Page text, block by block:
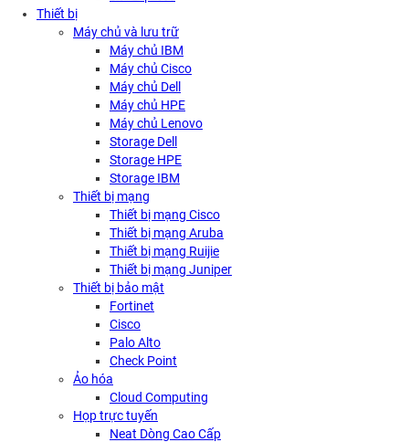
Thiết bị
Máy chủ và lưu trữ
Máy chủ IBM
Máy chủ Cisco
Máy chủ Dell
Máy chủ HPE
Máy chủ Lenovo
Storage Dell
Storage HPE
Storage IBM
Thiết bị mạng
Thiết bị mạng Cisco
Thiết bị mạng Aruba
Thiết bị mạng Ruijie
Thiết bị mạng Juniper
Thiết bị bảo mật
Fortinet
Cisco
Palo Alto
Check Point
Ảo hóa
Cloud Computing
Họp trực tuyến
Neat Dòng Cao Cấp